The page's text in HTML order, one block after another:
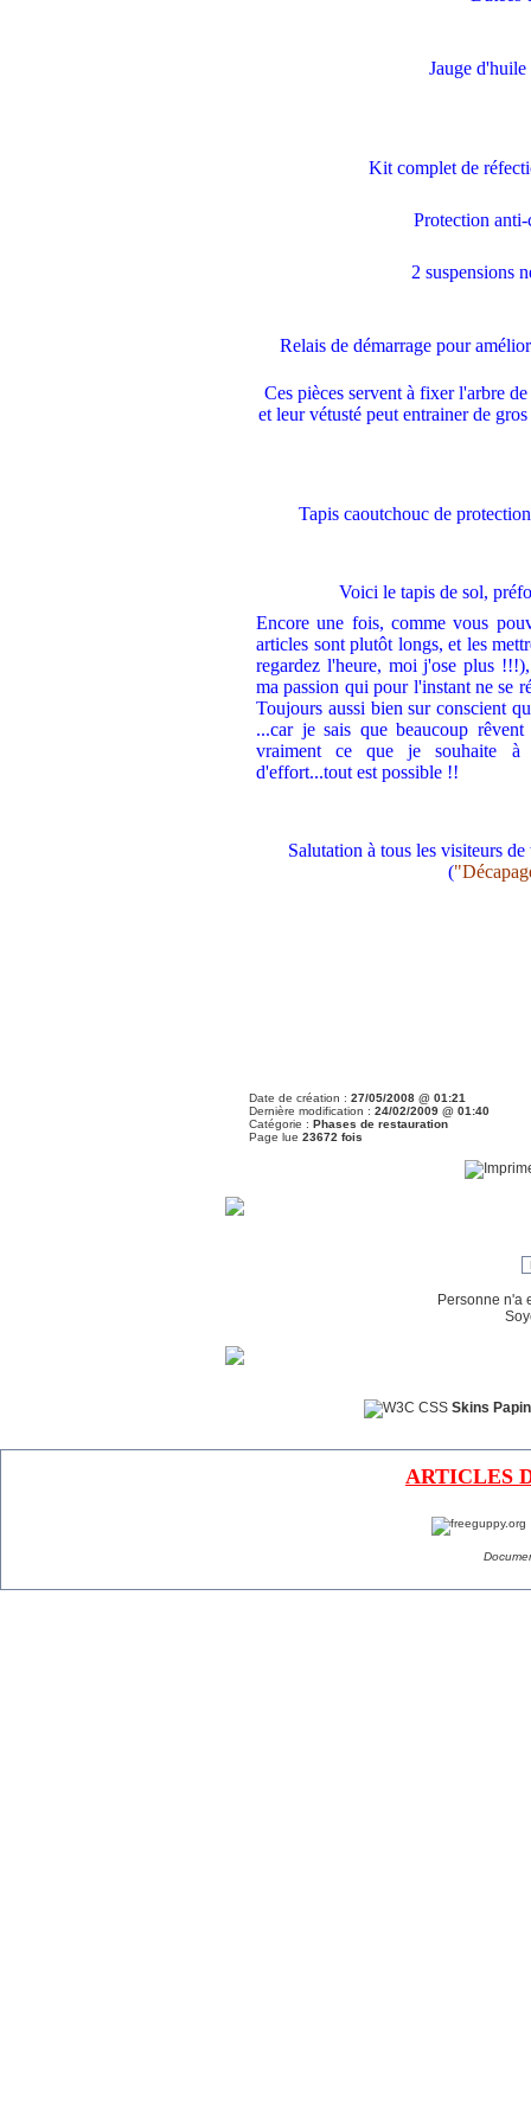
Jauge
Kit complet de
Protection
2 suspensions
Relais de démarrage pour
Ces pièces servent à fixer l'arbre
et leur vétusté peut entrainer de
Tapis caoutchouc de
Voici le tapis de sol,
Encore une fois, comme vous
articles sont plutôt longs, et les
regardez l'heure, moi j'ose plus
ma passion qui pour l'instant ne se
Toujours aussi bien sur conscient
...car je sais que beaucoup
vraiment ce que je souhaite à
d'effort...tout est possible !!
Salutation à tous les visiteurs
(
Date de création : 27/05/2008 @ 01:21
Dernière modification : 24/02/2009 @ 01:40
Catégorie : Phases de restauration
Page lue 23672 fois
Personne n'a
Skins
ARTICLES